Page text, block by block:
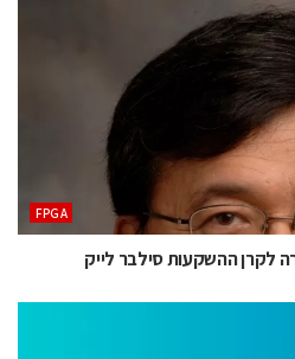
‫‪FPGA‬‬